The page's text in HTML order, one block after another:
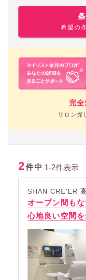
希望の
完全
サロン探
2件中 1-2件表示
SHAN CRE'ER
オープン間も
心地良い空間